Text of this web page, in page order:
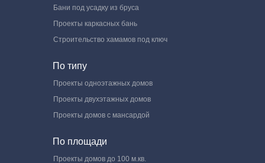
Бани под усадку из бруса
Проекты каркасных бань
Строительство хамамов под ключ
По типу
Проекты одноэтажных домов
Проекты двухэтажных домов
Проекты домов с мансардой
По площади
Проекты домов до 100 м.кв.